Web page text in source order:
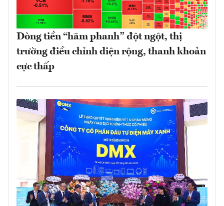
Dòng tiền “hãm phanh” đột ngột, thị
trường điều chỉnh diện rộng, thanh khoản
cực thấp